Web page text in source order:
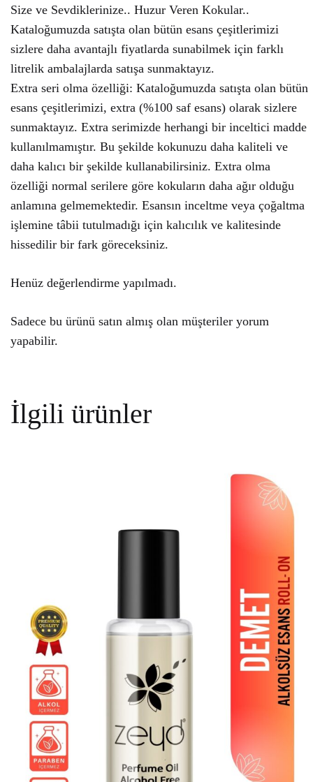
Size ve Sevdiklerinize.. Huzur Veren Kokular..
Kataloğumuzda satışta olan bütün esans çeşitlerimizi
sizlere daha avantajlı fiyatlarda sunabilmek için farklı
litrelik ambalajlarda satışa sunmaktayız.
Extra seri olma özelliği: Kataloğumuzda satışta olan bütün
esans çeşitlerimizi, extra (%100 saf esans) olarak sizlere
sunmaktayız. Extra serimizde herhangi bir inceltici madde
kullanılmamıştır. Bu şekilde kokunuzu daha kaliteli ve
daha kalıcı bir şekilde kullanabilirsiniz. Extra olma
özelliği normal serilere göre kokuların daha ağır olduğu
anlamına gelmemektedir. Esansın inceltme veya çoğaltma
işlemine tâbii tutulmadığı için kalıcılık ve kalitesinde
hissedilir bir fark göreceksiniz.
Henüz değerlendirme yapılmadı.
Sadece bu ürünü satın almış olan müşteriler yorum
yapabilir.
İlgili ürünler